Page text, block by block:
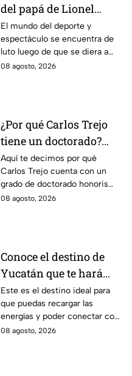
del papá de Lionel
Messi en vivo; estos
son los detalles en
Venga La Alegría
El mundo del deporte y
espectáculo se encuentra de
luto luego de que se diera a
conocer el fallecimiento del
08 agosto, 2026
¿Por qué Carlos Trejo
tiene un doctorado?
Este es el
reconocimiento que el
cazafantasmas recibió
Aquí te decimos por qué
Carlos Trejo cuenta con un
grado de doctorado honoris
causa. El cazafantasmas será
08 agosto, 2026
Conoce el destino de
Yucatán que te hará
desconectarte de la
rutina
Este es el destino ideal para
que puedas recargar las
energías y poder conectar con
naturaleza.
08 agosto, 2026